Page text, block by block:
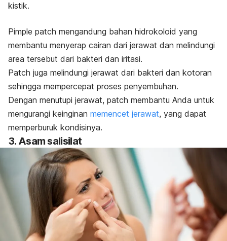
kistik.
Pimple patch mengandung bahan hidrokoloid yang
membantu menyerap cairan dari jerawat dan melindungi
area tersebut dari bakteri dan iritasi.
Patch juga melindungi jerawat dari bakteri dan kotoran
sehingga mempercepat proses penyembuhan.
Dengan menutupi jerawat, patch membantu Anda untuk
mengurangi keinginan memencet jerawat, yang dapat
memperburuk kondisinya.
3. Asam salisilat